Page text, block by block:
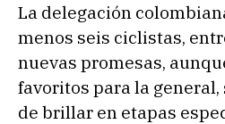
La delegación
menos seis ciclistas,
nuevas promesas,
favoritos para la
de brillar en etapas